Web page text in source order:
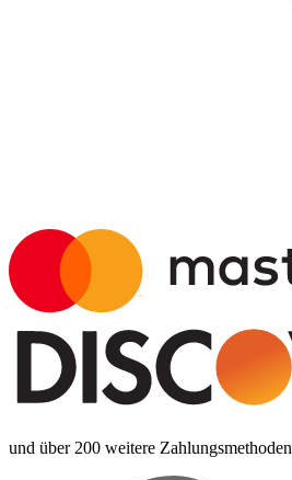
und über 200 weitere Zahlungsmethoden